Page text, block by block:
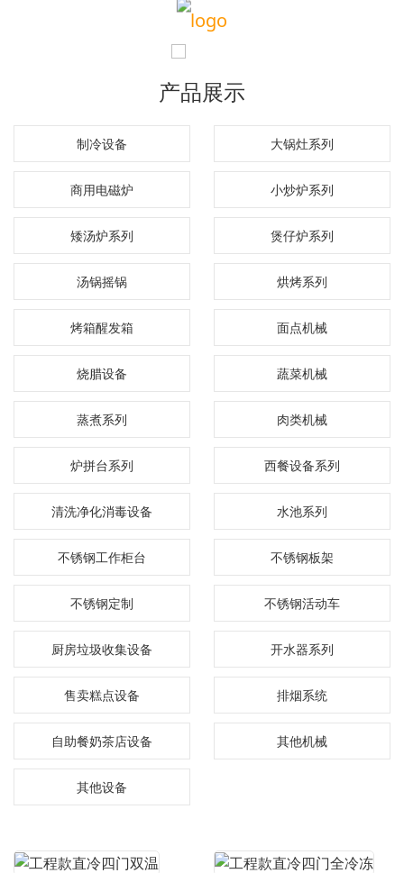
产品展示
制冷设备 大锅灶系列
商用电磁炉 小炒炉系列
矮汤炉系列 煲仔炉系列
汤锅摇锅 烘烤系列
烤箱醒发箱 面点机械
烧腊设备 蔬菜机械
蒸煮系列 肉类机械
炉拼台系列 西餐设备系列
清洗净化消毒设备 水池系列
不锈钢工作柜台 不锈钢板架
不锈钢定制 不锈钢活动车
厨房垃圾收集设备 开水器系列
售卖糕点设备 排烟系统
自助餐奶茶店设备 其他机械
其他设备